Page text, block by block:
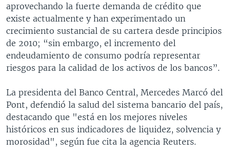
aprovechando la fuerte demanda de crédito que
existe actualmente y han experimentado un
crecimiento sustancial de su cartera desde principios
de 2010; “sin embargo, el incremento del
endeudamiento de consumo podría representar
riesgos para la calidad de los activos de los bancos”.
La presidenta del Banco Central, Mercedes Marcó del
Pont, defendió la salud del sistema bancario del país,
destacando que "está en los mejores niveles
históricos en sus indicadores de liquidez, solvencia y
morosidad", según fue cita la agencia Reuters.